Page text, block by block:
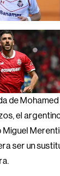
de
el
Miguel
ser un